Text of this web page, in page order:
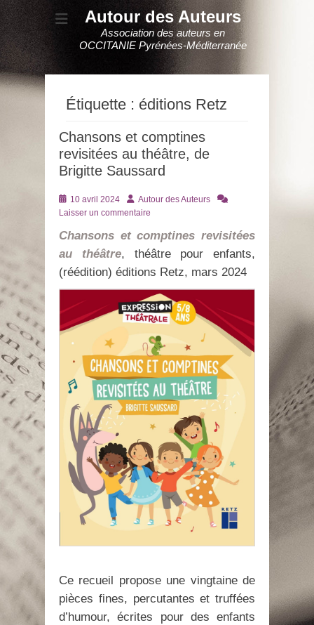
Autour des Auteurs
Association des auteurs en
OCCITANIE Pyrénées-Méditerranée
Étiquette : éditions Retz
Chansons et comptines
revisitées au théâtre, de
Brigitte Saussard
Posté
le
10 avril 2024 AuteurAutour des Auteurs
Laisser un commentaire
Chansons et comptines revisitées
au théâtre, théâtre pour enfants,
(réédition) éditions Retz, mars 2024
Ce recueil propose une vingtaine de
pièces fines, percutantes et truffées
d’humour, écrites pour des enfants